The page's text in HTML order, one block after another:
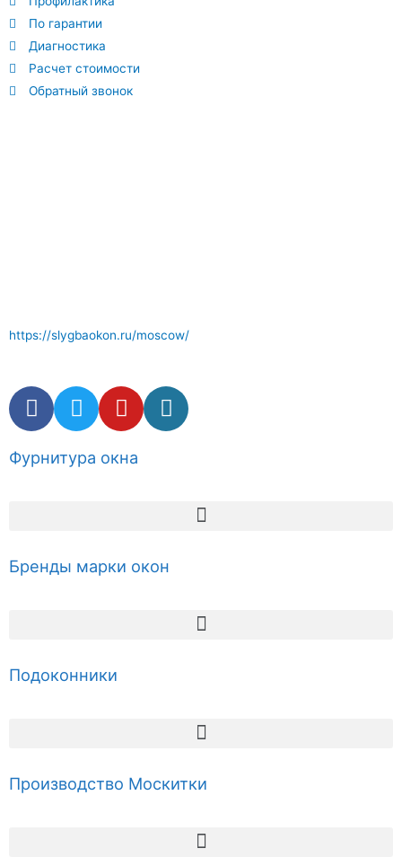
https://slygbaokon.ru/moscow/
По гарантии
Диагностика
Расчет стоимости
Обратный звонок
Фурнитура окна
Бренды марки окон
Подоконники
Производство Москитки